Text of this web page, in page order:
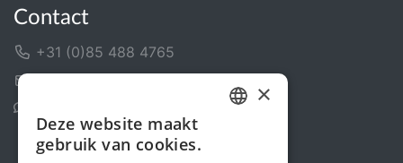
Contact
+31 (0)85 488 4765
×
Deze website maakt
gebruik van cookies.